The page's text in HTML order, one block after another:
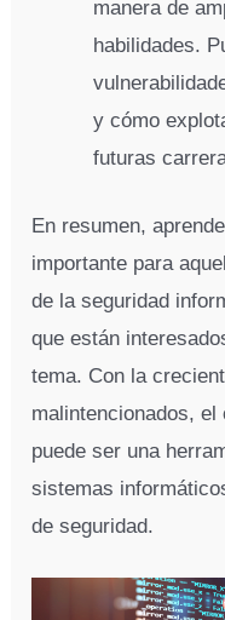
manera de
habilidades.
y cómo
futuras
En resumen,
importante para
de la seguridad
que están
tema. Con la
malintencionados,
puede ser una
sistemas
de seguridad.